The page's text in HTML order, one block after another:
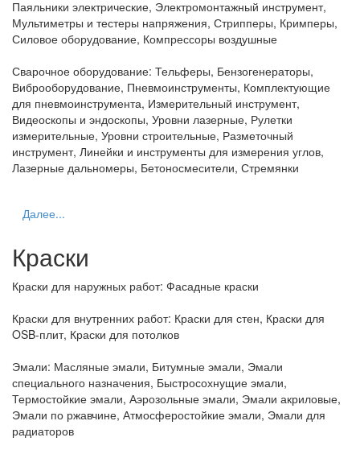
Паяльники электрические, Электромонтажный инструмент,
Мультиметры и тестеры напряжения, Стрипперы, Кримперы,
Силовое оборудование, Компрессоры воздушные
Сварочное оборудование: Тельферы, Бензогенераторы,
Виброоборудование, Пневмоинструменты, Комплектующие
для пневмоинструмента, Измерительный инструмент,
Видеоскопы и эндоскопы, Уровни лазерные, Рулетки
измерительные, Уровни строительные, Разметочный
инструмент, Линейки и инструменты для измерения углов,
Лазерные дальномеры, Бетоносмесители, Стремянки
Далее...
Краски
Краски для наружных работ: Фасадные краски
Краски для внутренних работ: Краски для стен, Краски для
OSB-плит, Краски для потолков
Эмали: Масляные эмали, Битумные эмали, Эмали
специального назначения, Быстросохнущие эмали,
Термостойкие эмали, Аэрозольные эмали, Эмали акриловые,
Эмали по ржавчине, Атмосферостойкие эмали, Эмали для
радиаторов